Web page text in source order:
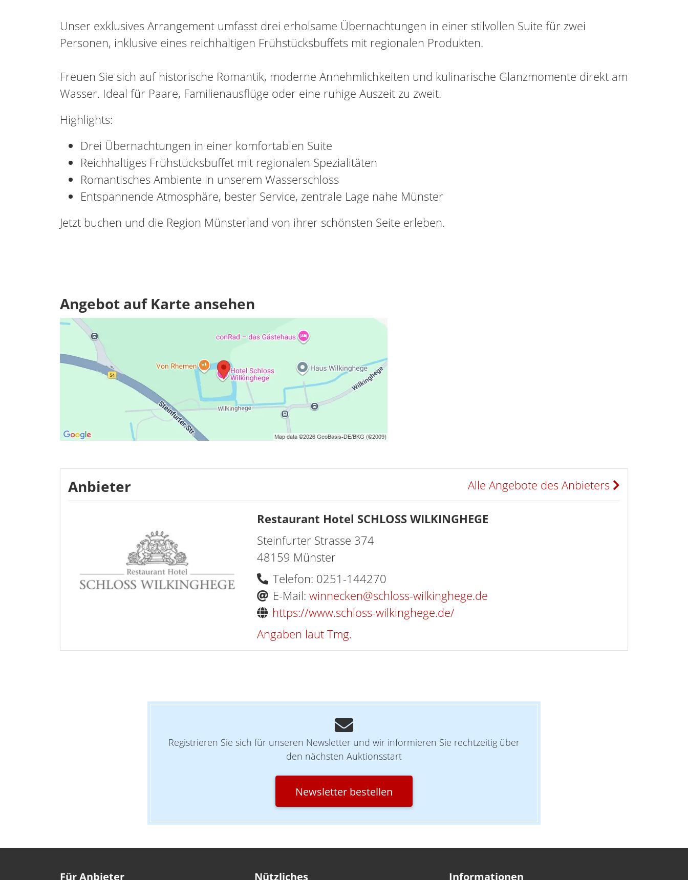
Unser exklusives Arrangement umfasst drei erholsame Übernachtungen in einer stilvollen Suite für zwei
Personen, inklusive eines reichhaltigen Frühstücksbuffets mit regionalen Produkten.
Freuen Sie sich auf historische Romantik, moderne Annehmlichkeiten und kulinarische Glanzmomente direkt am
Wasser. Ideal für Paare, Familienausflüge oder eine ruhige Auszeit zu zweit.
Highlights:
Drei Übernachtungen in einer komfortablen Suite
Reichhaltiges Frühstücksbuffet mit regionalen Spezialitäten
Romantisches Ambiente in unserem Wasserschloss
Entspannende Atmosphäre, bester Service, zentrale Lage nahe Münster
Jetzt buchen und die Region Münsterland von ihrer schönsten Seite erleben.
Angebot auf Karte ansehen
Anbieter Alle Angebote des Anbieters
Restaurant Hotel SCHLOSS WILKINGHEGE
Steinfurter Strasse 374
48159 Münster
Telefon: 0251-144270
E-Mail:winnecken@schloss-wilkinghege.de
https://www.schloss-wilkinghege.de/
Angaben laut Tmg.
Registrieren Sie sich für unseren Newsletter und wir informieren Sie rechtzeitig über
den nächsten Auktionsstart
Newsletter bestellen
Für Anbieter Nützliches Informationen